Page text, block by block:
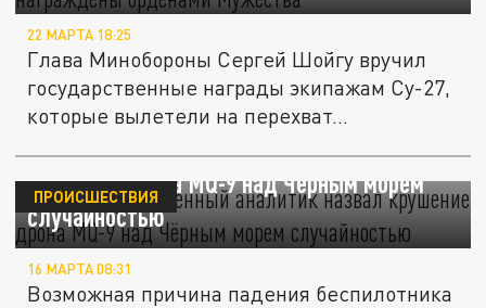
22 МАРТА 18:25
Глава Минобороны Сергей Шойгу вручил
государственные награды экипажам Су-27,
которые вылетели на перехват...
"Просто сдуло": военный аналитик назвал
крушение дрона MQ-9 над Чёрным морем
случайностью
ПРОИСШЕСТВИЯ
16 МАРТА 08:31
Возможная причина падения беспилотника